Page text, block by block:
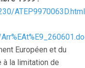
ATEP9970063D.html
Européen et du
à la limitation de